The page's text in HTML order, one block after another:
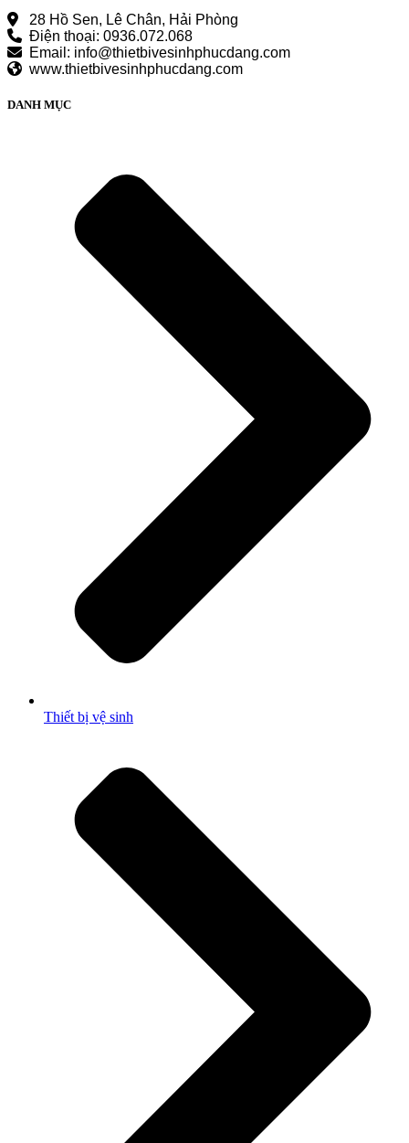
28 Hồ Sen, Lê Chân, Hải Phòng
Điện thoại: 0936.072.068
Email: info@thietbivesinhphucdang.com
www.thietbivesinhphucdang.com
DANH MỤC
Thiết bị vệ sinh